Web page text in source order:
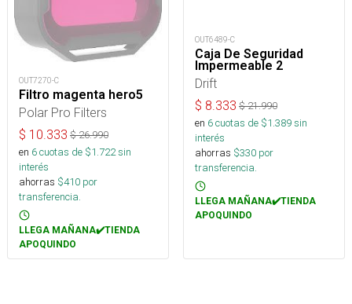
OUT7270-C
Filtro magenta hero5
Polar Pro Filters
$ 10.333 $26.990
en 6cuotas de $1.722sin
interés
ahorras $410 por
transferencia.
LLEGA MAÑANA✔️TIENDA
APOQUINDO
OUT6489-C
Caja De Seguridad
Impermeable 2
Drift
$ 8.333 $21.990
en 6cuotas de $1.389sin
interés
ahorras $330 por
transferencia.
LLEGA MAÑANA✔️TIENDA
APOQUINDO